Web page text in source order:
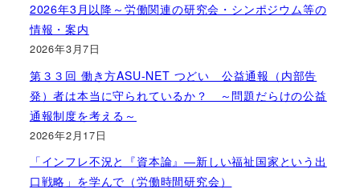
2026年3月以降～労働関連の研究会・シンポジウム等の
情報・案内
2026年3月7日
第３３回 働き方ASU-NET つどい 公益通報（内部告
発）者は本当に守られているか？ ～問題だらけの公益
通報制度を考える～
2026年2月17日
「インフレ不況と『資本論』―新しい福祉国家という出
口戦略」を学んで（労働時間研究会）